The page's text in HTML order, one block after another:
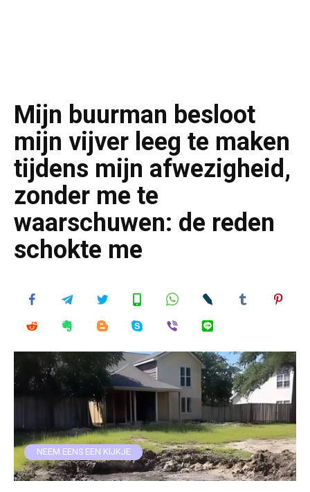
Mijn buurman besloot
mijn vijver leeg te maken
tijdens mijn afwezigheid,
zonder me te
waarschuwen: de reden
schokte me
NEEM EENS EEN KIJKJE